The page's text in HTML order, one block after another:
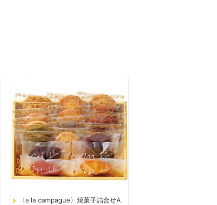
〈a la campague〉焼菓子詰合せA